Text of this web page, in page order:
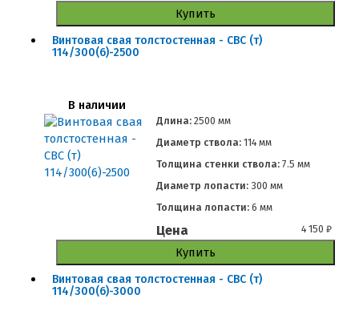
Купить
Винтовая свая толстостенная - СВС (т)
114/300(6)-2500
В наличии
Длина:2500 мм
Диаметр ствола:114 мм
Толщина стенки ствола:7.5 мм
Диаметр лопасти:300 мм
Толщина лопасти:6 мм
Цена 4 150₽
Купить
Винтовая свая толстостенная - СВС (т)
114/300(6)-3000